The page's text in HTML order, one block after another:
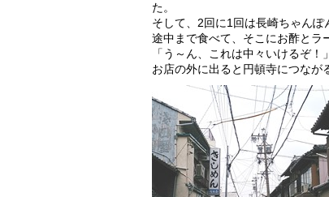
た。
そして、2回に1回は長崎ちゃんぽ
途中まで食べて、そこにお酢とラ
「う～ん、これは中々いけるぞ
お店の外に出ると円頓寺につなが